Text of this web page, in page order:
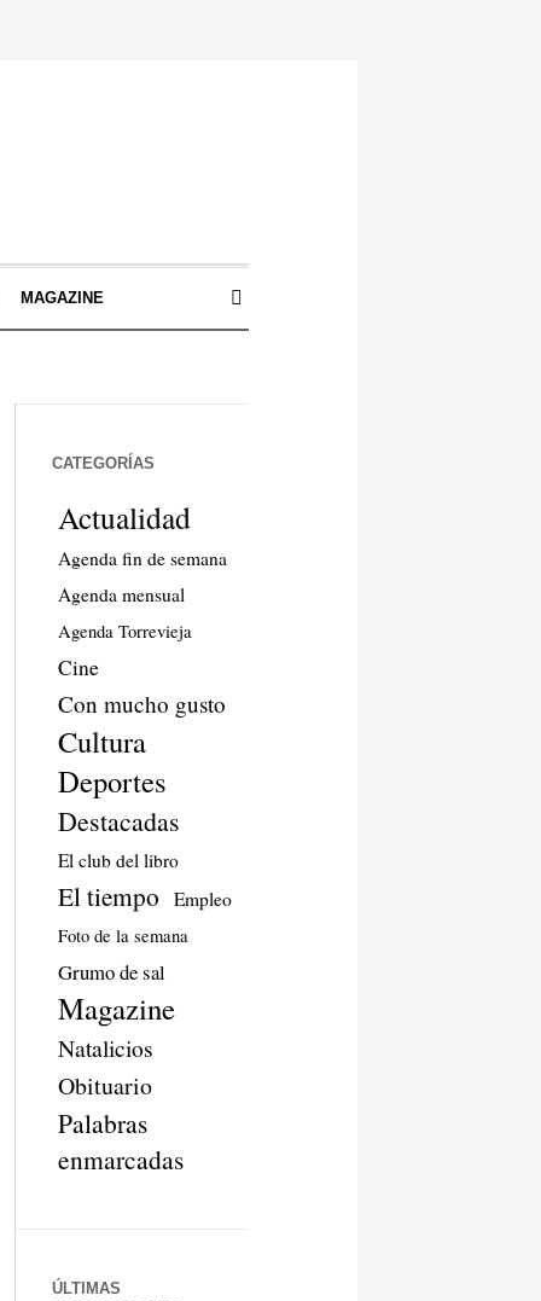
MAGAZINE
CATEGORÍAS
Actualidad
Agenda fin de semana
Agenda mensual
Agenda Torrevieja
Cine
Con mucho gusto
Cultura
Deportes
Destacadas
El club del libro
El tiempo Empleo
Foto de la semana
Grumo de sal
Magazine
Natalicios
Obituario
Palabras
enmarcadas
ÚLTIMAS